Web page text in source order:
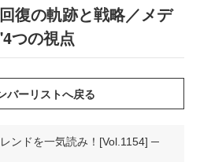
復の軌跡と戦略／メデ
つの視点
ンドを一気読み！[Vol.1154] ─